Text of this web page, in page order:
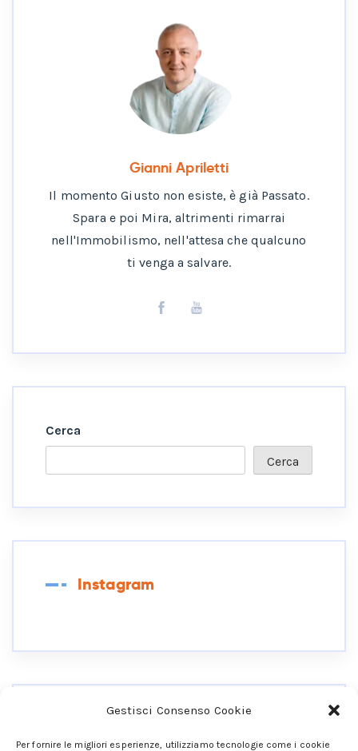
Gestisci Consenso Cookie
Per fornire le migliori esperienze, utilizziamo tecnologie come i cookie
Gianni Apriletti
Il momento Giusto non esiste, è già Passato.
Spara e poi Mira, altrimenti rimarrai
nell'Immobilismo, nell'attesa che qualcuno
ti venga a salvare.
Cerca
Cerca
Instagram